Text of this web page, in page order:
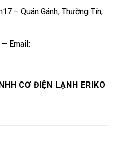
– Quán Gánh, Thường Tín,
Email:
CƠ ĐIỆN LẠNH ERIKO